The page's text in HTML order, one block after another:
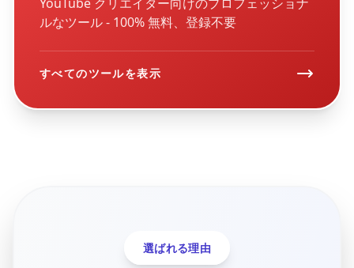
ルなツール - 100% 無料、登録不要
すべてのツールを表示
選ばれる理由